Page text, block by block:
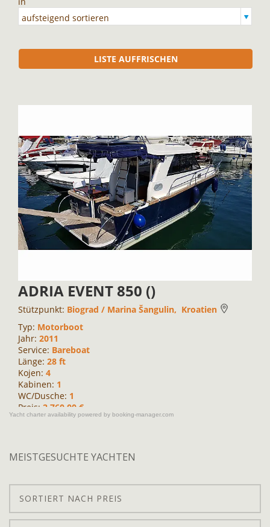
Yacht charter availability powered by booking-manager.com
MEISTGESUCHTE YACHTEN
SORTIERT NACH PREIS